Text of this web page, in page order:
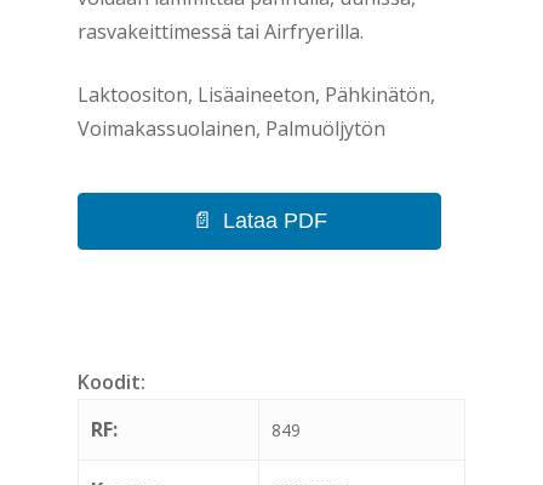
rasvakeittimessä tai Airfryerilla.
Laktoositon, Lisäaineeton, Pähkinätön,
Voimakassuolainen, Palmuöljytön
Lataa PDF
Koodit:
RF:
849